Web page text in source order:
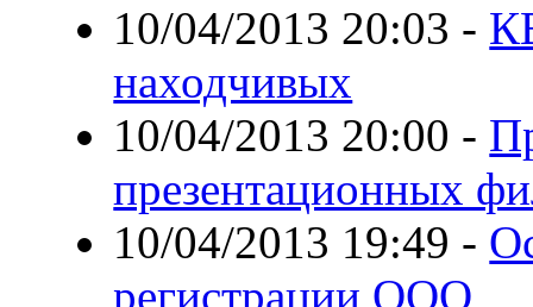
10/04/2013 20:03 -
находчивых
10/04/2013 20:00 -
презентационных
10/04/2013 19:49 -
регистрации ООО